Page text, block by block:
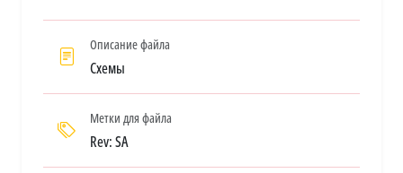
Описание файла
Схемы
Метки для файла
Rev: SA